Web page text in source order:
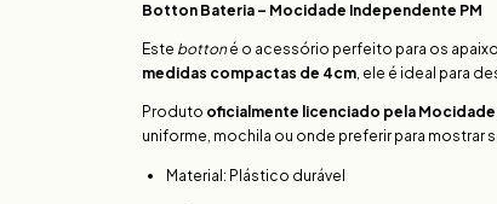
Botton Bateria – Mocidade Independente PM
Este bottoné o acessório perfeito para os
medidas compactas de 4cm, ele é ideal para
Produto oficialmente licenciado pela
uniforme, mochila ou onde preferir para mostrar
Material: Plástico durável